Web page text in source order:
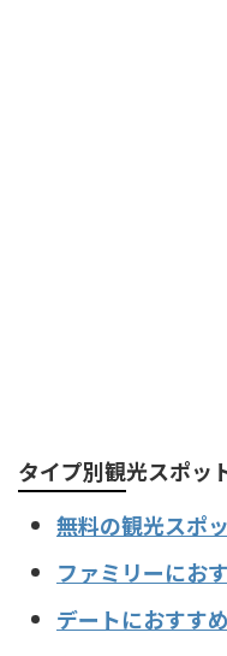
タイプ別観光スポッ
無料の観光スポ
ファミリーにお
デートにおすす